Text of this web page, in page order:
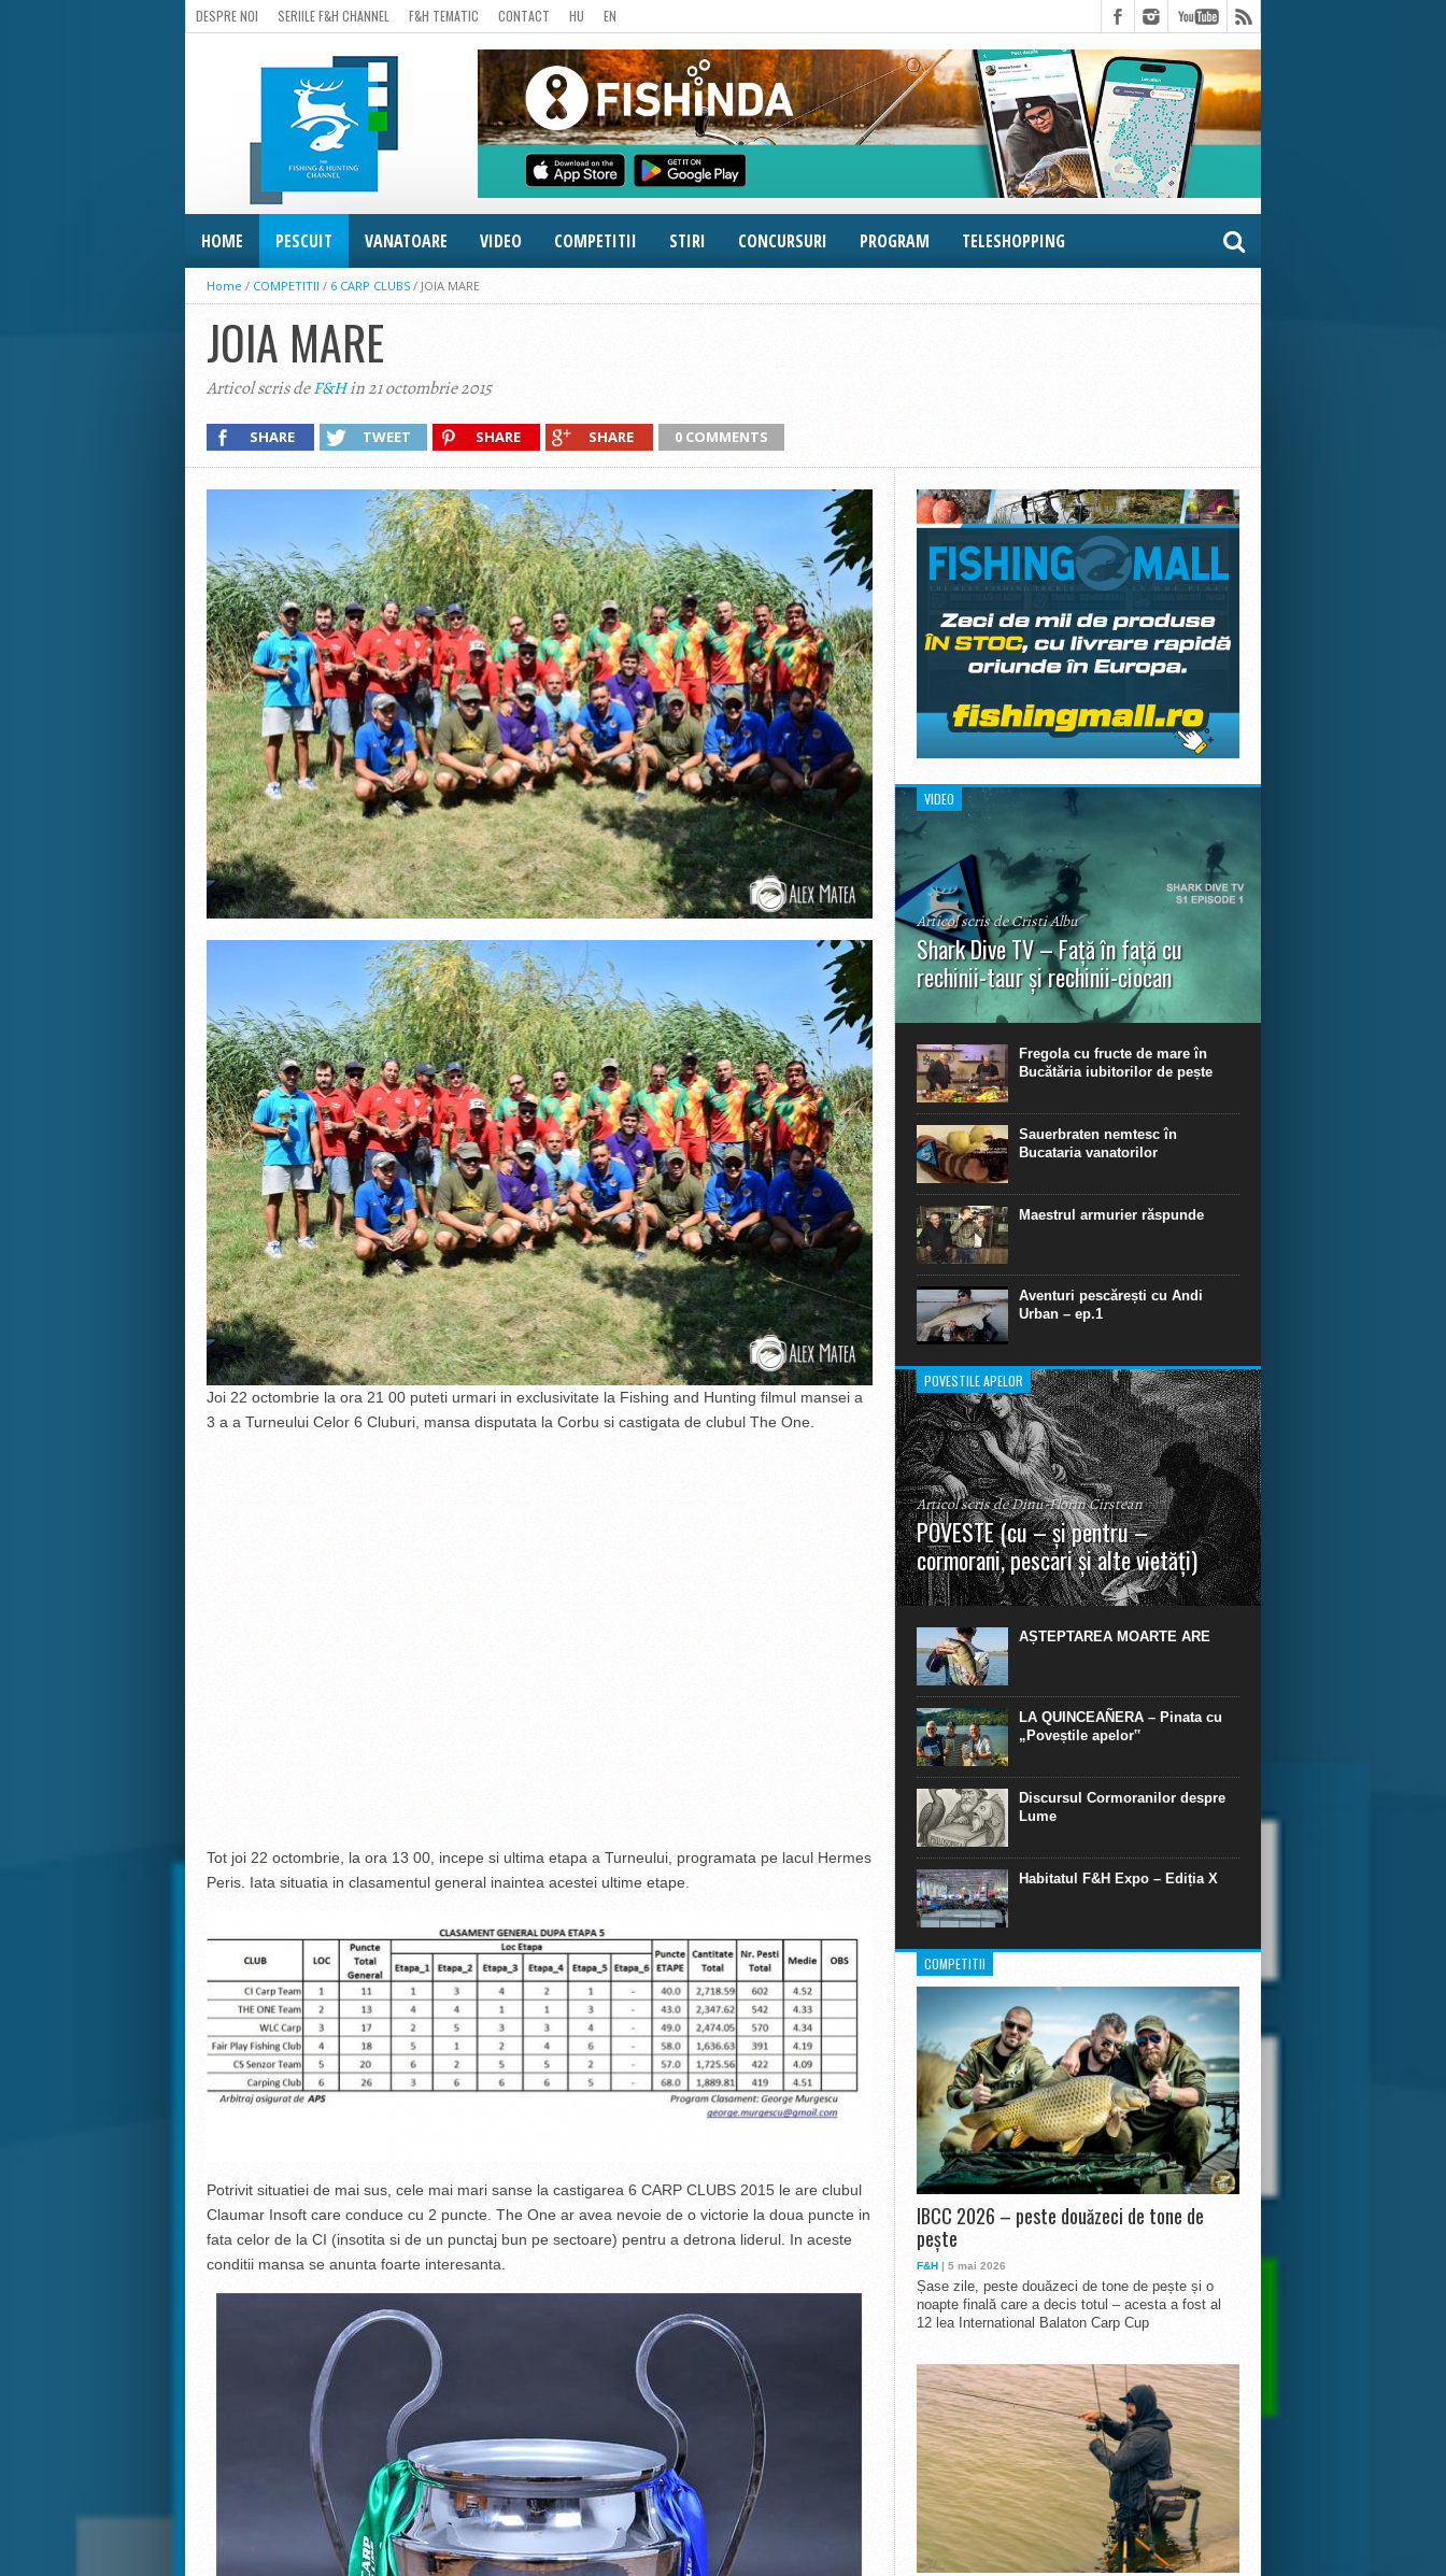
DESPRE NOI SERIILE F&H CHANNEL F&H TEMATIC CONTACT HU EN
HOME PESCUIT VANATOARE VIDEO COMPETITII STIRI CONCURSURI PROGRAM TELESHOPPING
Home / COMPETITII / 6 CARP CLUBS / JOIA MARE
JOIA MARE
Articol scris deF&Hin 21 octombrie 2015
SHARE TWEET SHARE SHARE 0 COMMENTS
Joi 22 octombrie la ora 21 00 puteti urmari in exclusivitate la Fishing and Hunting filmul mansei a
3 a a Turneului Celor 6 Cluburi, mansa disputata la Corbu si castigata de clubul The One.
Tot joi 22 octombrie, la ora 13 00, incepe si ultima etapa a Turneului, programata pe lacul Hermes
Peris. Iata situatia in clasamentul general inaintea acestei ultime etape.
Potrivit situatiei de mai sus, cele mai mari sanse la castigarea 6 CARP CLUBS 2015 le are clubul
Claumar Insoft care conduce cu 2 puncte. The One ar avea nevoie de o victorie la doua puncte in
fata celor de la CI (insotita si de un punctaj bun pe sectoare) pentru a detrona liderul. In aceste
conditii mansa se anunta foarte interesanta.
VIDEO
Articol scris de Cristi Albu
Shark Dive TV – Față în față cu
rechinii-taur și rechinii-ciocan
În primul episod din Shark Dive TV, telespectatorii
extraordinare de scufundare cu rechini.
Fregola cu fructe de mare în
Bucătăria iubitorilor de pește
Sauerbraten nemtesc în
Bucataria vanatorilor
Maestrul armurier răspunde
Aventuri pescărești cu Andi
Urban – ep.1
POVESTILE APELOR
Articol scris de Dinu-Florin Cirstean
POVESTE (cu – și pentru –
cormorani, pescari și alte vietăți)
”La urma urmei, cred că legendele și miturile sunt
în mare parte făcute din „adevăr”.“ R. R. Tolkien.
AȘTEPTAREA MOARTE ARE
LA QUINCEAÑERA – Pinata cu
„Poveștile apelor‟
Discursul Cormoranilor despre
Lume
Habitatul F&H Expo – Ediția X
COMPETITII
IBCC 2026 – peste douăzeci de tone de
pește
F&H | 5 mai 2026
Șase zile, peste douăzeci de tone de pește și o
noapte finală care a decis totul – acesta a fost al
12 lea International Balaton Carp Cup